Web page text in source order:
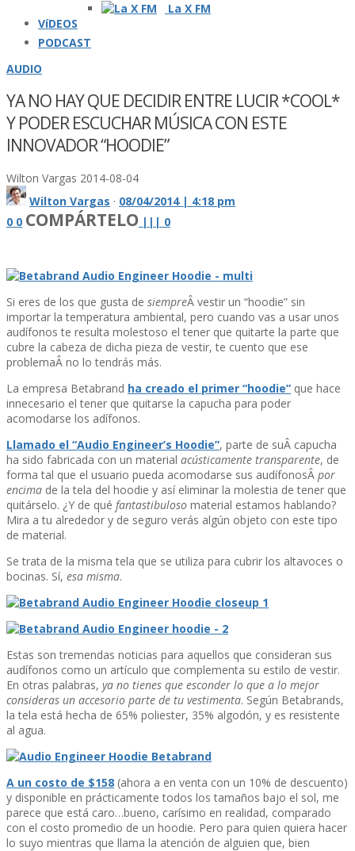
La X FM
VíDEOS
PODCAST
AUDIO
YA NO HAY QUE DECIDIR ENTRE LUCIR *COOL*
Y PODER ESCUCHAR MÚSICA CON ESTE
INNOVADOR “HOODIE”
Wilton Vargas 2014-08-04
Wilton Vargas · 08/04/2014 | 4:18 pm
0 0 COMPÁRTELO | | | 0
Si eres de los que gusta de siempreÂ vestir un “hoodie” sin
importar la temperatura ambiental, pero cuando vas a usar unos
audí­fonos te resulta molestoso el tener que quitarte la parte que
cubre la cabeza de dicha pieza de vestir, te cuento que ese
problemaÂ no lo tendrás más.
La empresa Betabrand ha creado el primer “hoodie” que hace
innecesario el tener que quitarse la capucha para poder
acomodarse los adí­fonos.
Llamado el “Audio Engineer’s Hoodie”, parte de suÂ capucha
ha sido fabricada con un material acústicamente transparente, de
forma tal que el usuario pueda acomodarse sus audí­fonosÂ por
encima de la tela del hoodie y así­ eliminar la molestia de tener que
quitárselo. ¿Y de qué fantastibuloso material estamos hablando?
Mira a tu alrededor y de seguro verás algún objeto con este tipo
de material.
Se trata de la misma tela que se utiliza para cubrir los altavoces o
bocinas. Sí­, esa misma.
Estas son tremendas noticias para aquellos que consideran sus
audí­fonos como un artí­culo que complementa su estilo de vestir.
En otras palabras, ya no tienes que esconder lo que a lo mejor
consideras un accesorio parte de tu vestimenta. Según Betabrands,
la tela está hecha de 65% poliester, 35% algodón, y es resistente
al agua.
A un costo de $158 (ahora a en venta con un 10% de descuento)
y disponible en prácticamente todos los tamaños bajo el sol, me
parece que está caro…bueno, carí­simo en realidad, comparado
con el costo promedio de un hoodie. Pero para quien quiera hacer
lo suyo mientras que llama la atención de alguien que, bien